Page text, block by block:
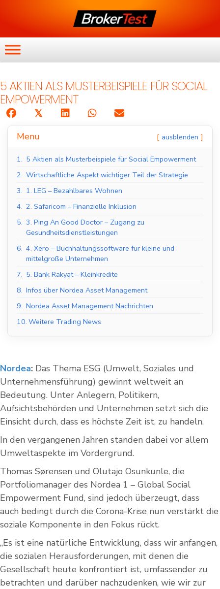
5 AKTIEN ALS MUSTERBEISPIELE FÜR SOCIAL
EMPOWERMENT
𝕏
Menu ausblenden
1. 5 Aktien als Musterbeispiele für Social Empowerment
2. Wirtschaftliche Aspekt wichtiger Teil der Strategie
3. 1. LEG – Bezahlbares Wohnen
4. 2. Safaricom – Finanzielle Inklusion
5. 3. Ping An Good Doctor – Zugang zu
Gesundheitsdienstleistungen
6. 4. Xero – Buchhaltungssoftware für kleine und
mittelgroße Unternehmen
7. 5. Bank Rakyat – Kleinkredite
8. Infos über Nordea Asset Management
9. Nordea Asset Management Nachrichten
10. Weitere Trading News
Nordea: Das Thema ESG (Umwelt, Soziales und
Unternehmensführung) gewinnt weltweit an
Bedeutung. Unter Anlegern, Politikern,
Aufsichtsbehörden und Unternehmen setzt sich die
Einsicht durch, dass es höchste Zeit ist, zu handeln.
In den vergangenen Jahren standen dabei vor allem
Umweltaspekte im Vordergrund.
Thomas Sørensen und Olutajo Osunkunle, die
Portfoliomanager des Nordea 1 – Global Social
Empowerment Fund, sind jedoch überzeugt, dass
auch bedingt durch die Corona-Krise nun verstärkt die
soziale Komponente in den Fokus rückt.
„Es ist eine natürliche Entwicklung, dass wir anfangen,
die sozialen Herausforderungen, mit denen die
Gesellschaft heute konfrontiert ist, umfassender zu
betrachten und darüber nachzudenken, wie wir zur